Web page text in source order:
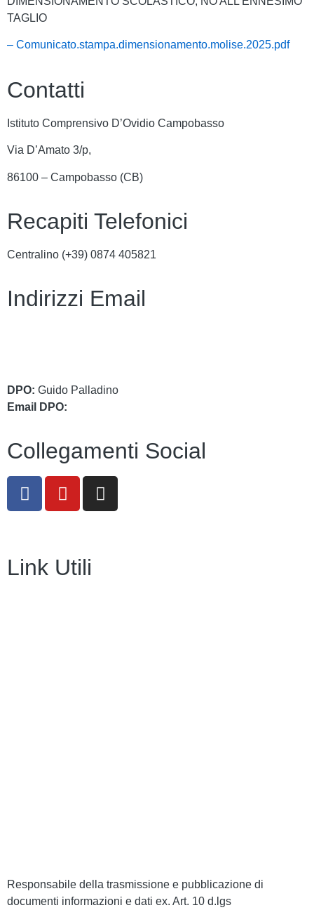
TAGLIO
– Comunicato.stampa.dimensionamento.molise.2025.pdf
Contatti
Istituto Comprensivo D’Ovidio Campobasso
Via D’Amato 3/p,
86100 – Campobasso (CB)
Recapiti Telefonici
Centralino (+39) 0874 405821
Indirizzi Email
DPO: Guido Palladino
Email DPO:
Collegamenti Social
Link Utili
Responsabile della trasmissione e pubblicazione di
documenti informazioni e dati ex. Art. 10 d.lgs